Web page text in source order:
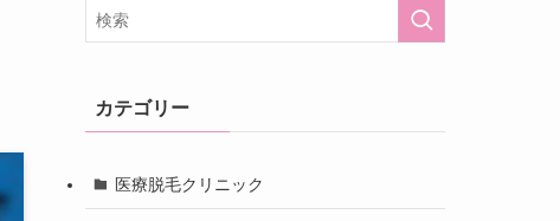
カテゴリー
医療脱毛クリニック